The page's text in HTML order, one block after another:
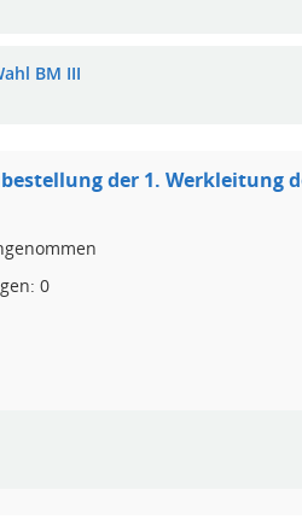
BM III
der 1.
0